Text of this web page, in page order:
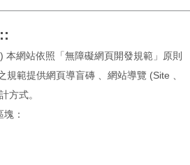
本網站依照「無障礙網頁開發規範」原則
範提供網頁導盲磚 、網站導覽 (Site 、
方式。
：